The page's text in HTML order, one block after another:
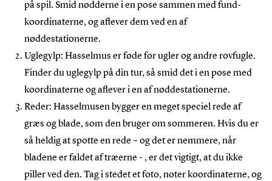
på spil. Smid nødderne i en pose sammen med fund-
koordinaterne, og aflever dem ved en af
nøddestationerne.
Uglegylp: Hasselmus er føde for ugler og andre rovfugle.
Finder du uglegylp på din tur, så smid det i en pose med
koordinaterne og aflever i en af nøddestationerne.
Reder: Hasselmusen bygger en meget speciel rede af
græs og blade, som den bruger om sommeren. Hvis du er
så heldig at spotte en rede – og det er nemmere, når
bladene er faldet af træerne - , er det vigtigt, at du ikke
piller ved den. Tag i stedet et foto, noter koordinaterne, og